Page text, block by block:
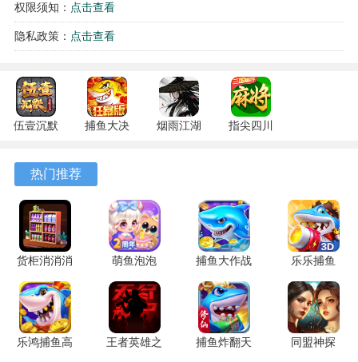
权限须知： 点击查看
隐私政策： 点击查看
伍壹沉默
安卓版
捕鱼大决
122.7.291
烟雨江湖
指尖四川
热门推荐
货柜消消消
1.0.2 安卓
版
萌鱼泡泡
3.4.1.6 安
卓版
捕鱼大作战
1.5112 手
机版
乐乐捕鱼
9.2 安卓版
乐鸿捕鱼高
王者英雄之
捕鱼炸翻天
同盟神探